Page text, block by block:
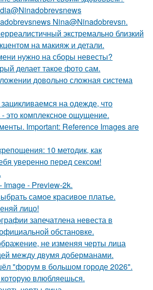
Nina@Ninadobrevsn.
экстремально близкий
на макияж и детали.
нужно на сборы невесты?
делает такое фото сам.
довольно сложная система
на одежде, что
это комплексное ощущение.
Important: Reference Images are
10 методик, как
уверенно перед сексом!
Image - Preview-2k.
самое красивое платье.
лицо!
запечатлена невеста в
обстановке.
не изменяя черты лица
между двумя доберманами.
"форум в большом городе 2026".
влюбляешься.